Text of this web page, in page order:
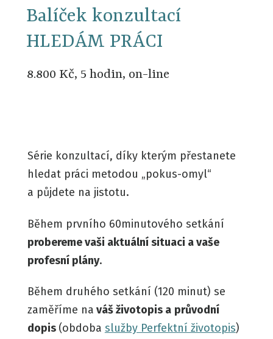
Balíček konzultací
HLEDÁM PRÁCI
8.800 Kč, 5 hodin, on-line
Série konzultací, díky kterým přestanete
hledat práci metodou „pokus-omyl“
a půjdete na jistotu.
Během prvního 60minutového setkání
probereme vaši aktuální situaci a vaše
profesní plány.
Během druhého setkání (120 minut) se
zaměříme na váš životopis a průvodní
dopis (obdoba služby Perfektní životopis)